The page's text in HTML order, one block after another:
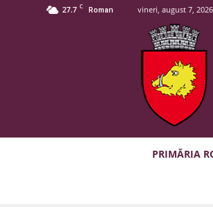
27.7 C Roman vineri, august 7, 2026
PRIMĂRIA